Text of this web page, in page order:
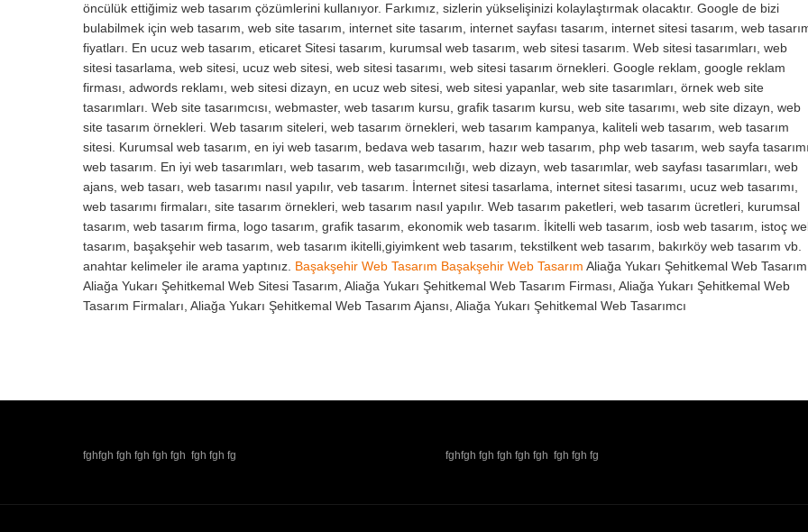
öncülük ettiğimiz web tasarım çözümlerini kullanıyor. Farkımız, sizlerin yükselişinizi kolaylaştırmak olacaktır. Google de bizi
bulabilmek için web tasarım, web site tasarım, internet site tasarım, internet sayfası tasarım, internet sitesi tasarım, web
fiyatları. En ucuz web tasarım, eticaret Sitesi tasarım, kurumsal web tasarım, web sitesi tasarım. Web sitesi tasarımları, web
sitesi tasarlama, web sitesi, ucuz web sitesi, web sitesi tasarımı, web sitesi tasarım örnekleri. Google reklam, google reklam
firması, adwords reklamı, web sitesi dizayn, en ucuz web sitesi, web sitesi yapanlar, web site tasarımları, örnek web site
tasarımları. Web site tasarımcısı, webmaster, web tasarım kursu, grafik tasarım kursu, web site tasarımı, web site dizayn, web
site tasarım örnekleri. Web tasarım siteleri, web tasarım örnekleri, web tasarım kampanya, kaliteli web tasarım, web tasarım
sitesi. Kurumsal web tasarım, en iyi web tasarım, bedava web tasarım, hazır web tasarım, php web tasarım, web sayfa
web tasarım. En iyi web tasarımları, web tasarım, web tasarımcılığı, web dizayn, web tasarımlar, web sayfası tasarımları, web
ajans, web tasarı, web tasarımı nasıl yapılır, veb tasarım. İnternet sitesi tasarlama, internet sitesi tasarımı, ucuz web tasarımı,
web tasarımı firmaları, site tasarım örnekleri, web tasarım nasıl yapılır. Web tasarım paketleri, web tasarım ücretleri, kurumsal
tasarım, web tasarım firma, logo tasarım, grafik tasarım, ekonomik web tasarım. İkitelli web tasarım, iosb web tasarım, istoç
tasarım, başakşehir web tasarım, web tasarım ikitelli,giyimkent web tasarım, tekstilkent web tasarım, bakırköy web tasarım vb.
anahtar kelimeler ile arama yaptınız. Başakşehir Web Tasarım Başakşehir Web Tasarım Aliağa Yukarı Şehitkemal Web
Aliağa Yukarı Şehitkemal Web Sitesi Tasarım, Aliağa Yukarı Şehitkemal Web Tasarım Firması, Aliağa Yukarı Şehitkemal Web
Tasarım Firmaları, Aliağa Yukarı Şehitkemal Web Tasarım Ajansı, Aliağa Yukarı Şehitkemal Web Tasarımcı
fghfgh fgh fgh fgh fgh fgh fgh fg fghfgh fgh fgh fgh fgh fgh fgh fg